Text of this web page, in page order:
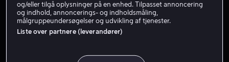
Køb 109 kr
Se trailer
og/eller tilgå oplysninger på en enhed. Tilpasset annoncering
og indhold, annoncerings- og indholdsmåling,
målgruppeundersøgelser og udvikling af tjenester.
Liste over partnere (leverandører)